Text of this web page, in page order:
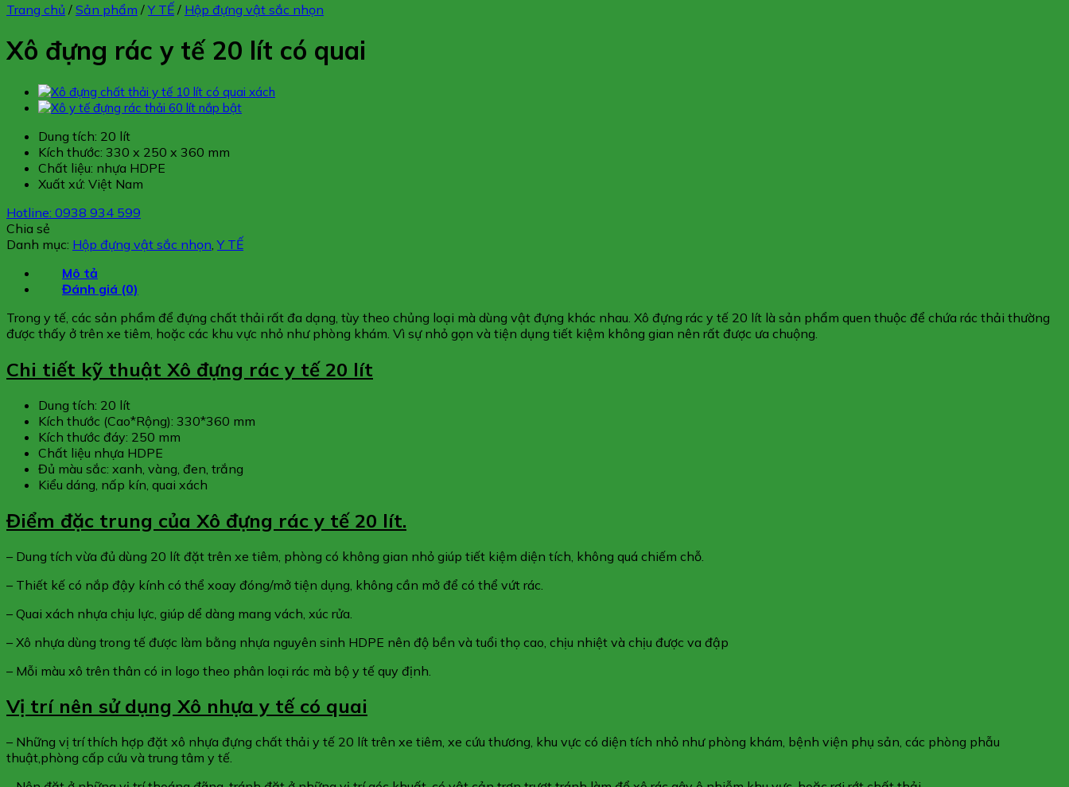
Trang chủ / Sản phẩm / Y TẾ / Hộp đựng vật sắc nhọn
Xô đựng rác y tế 20 lít có quai
Dung tích: 20 lít
Kích thước: 330 x 250 x 360 mm
Chất liệu: nhựa HDPE
Xuất xứ: Việt Nam
Hotline: 0938 934 599
Chia sẻ
Danh mục: Hộp đựng vật sắc nhọn ,Y TẾ
Mô tả
Đánh giá (0)
Trong y tế, các sản phẩm để đựng chất thải rất đa dạng, tùy theo chủng loại mà dùng vật đựng khác nhau. Xô đựng rác y tế 20 lít là sản phẩm quen thuộc để chứa rác thải thường
được thấy ở trên xe tiêm, hoặc các khu vực nhỏ như phòng khám. Vì sự nhỏ gọn và tiện dụng tiết kiệm không gian nên rất được ưa chuộng.
Chi tiết kỹ thuật Xô đựng rác y tế 20 lít
Dung tích: 20 lít
Kích thước (Cao*Rộng): 330*360 mm
Kích thước đáy: 250 mm
Chất liệu nhựa HDPE
Đủ màu sắc: xanh, vàng, đen, trắng
Kiểu dáng, nấp kín, quai xách
Điểm đặc trung của Xô đựng rác y tế 20 lít.
– Dung tích vừa đủ dùng 20 lít đặt trên xe tiêm, phòng có không gian nhỏ giúp tiết kiệm diện tích, không quá chiếm chỗ.
– Thiết kế có nắp đậy kính có thể xoay đóng/mở tiện dụng, không cần mở để có thể vứt rác.
– Quai xách nhựa chịu lực, giúp dể dàng mang vách, xúc rửa.
– Xô nhựa dùng trong tế được làm bằng nhựa nguyên sinh HDPE nên độ bền và tuổi thọ cao, chịu nhiệt và chịu được va đập
– Mỗi màu xô trên thân có in logo theo phân loại rác mà bộ y tế quy định.
Vị trí nên sử dụng Xô nhựa y tế có quai
– Những vị trí thích hợp đặt xô nhựa đựng chất thải y tế 20 lít trên xe tiêm, xe cứu thương, khu vực có diện tích nhỏ như phòng khám, bệnh viện phụ sản, các phòng phẫu
thuật,phòng cấp cứu và trung tâm y tế.